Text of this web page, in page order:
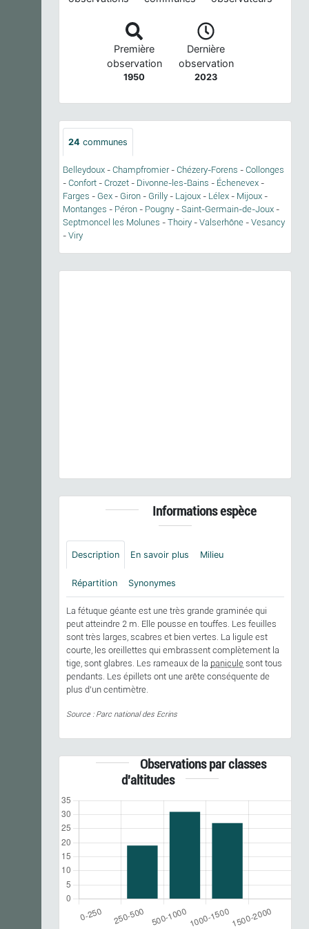
Première
observation
1950
Dernière
observation
2023
24 communes
Belleydoux - Champfromier- Chézery-Forens - Collonges
- Confort - Crozet - Divonne-les-Bains - Échenevex -
Farges - Gex - Giron - Grilly - Lajoux - Lélex - Mijoux -
Montanges - Péron - Pougny - Saint-Germain-de-Joux -
Septmoncel les Molunes - Thoiry - Valserhône - Vesancy
- Viry
Informations espèce
Description En savoir plus Milieu
Répartition Synonymes
La fétuque géante est une très grande graminée qui
peut atteindre 2 m. Elle pousse en touffes. Les feuilles
sont très larges, scabres et bien vertes. La ligule est
courte, les oreillettes qui embrassent complètement la
tige, sont glabres. Les rameaux de la panicule sont tous
pendants. Les épillets ont une arête conséquente de
plus d’un centimètre.
Source : Parc national des Ecrins
Observations par classes
d'altitudes